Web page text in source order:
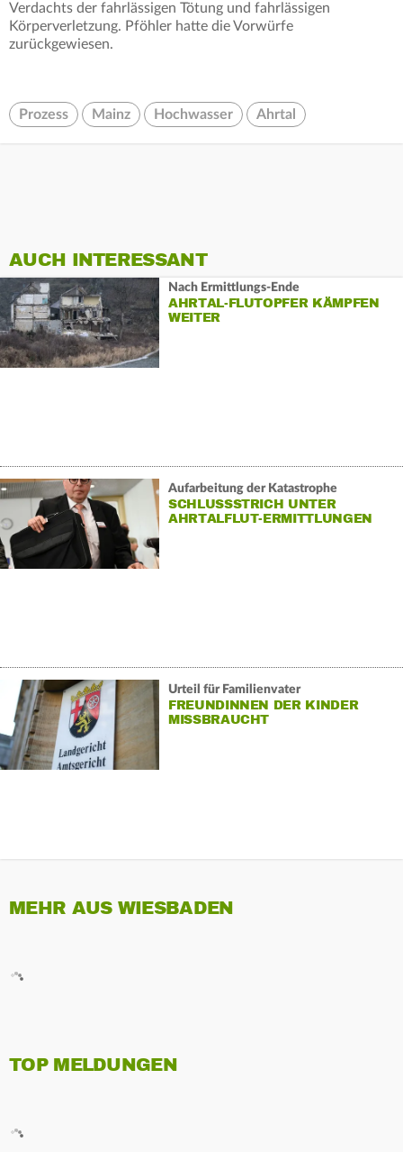
Verdachts der fahrlässigen Tötung und fahrlässigen
Körperverletzung. Pföhler hatte die Vorwürfe
zurückgewiesen.
Prozess Mainz Hochwasser Ahrtal
AUCH INTERESSANT
Nach Ermittlungs-Ende
AHRTAL-FLUTOPFER KÄMPFEN
WEITER
Aufarbeitung der Katastrophe
SCHLUSSSTRICH UNTER
AHRTALFLUT-ERMITTLUNGEN
Urteil für Familienvater
FREUNDINNEN DER KINDER
MISSBRAUCHT
MEHR AUS WIESBADEN
TOP MELDUNGEN